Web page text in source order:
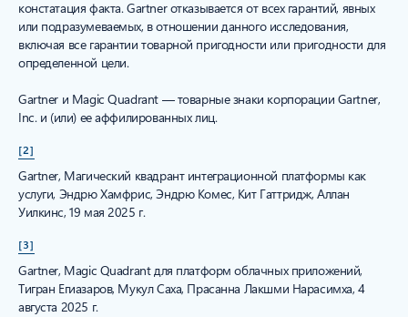
констатация факта. Gartner отказывается от всех гарантий, явных
или подразумеваемых, в отношении данного исследования,
включая все гарантии товарной пригодности или пригодности для
определенной цели.
Gartner и Magic Quadrant — товарные знаки корпорации Gartner,
Inc. и (или) ее аффилированных лиц.
[2]
Gartner, Магический квадрант интеграционной платформы как
услуги, Эндрю Хамфрис, Эндрю Комес, Кит Гаттридж, Аллан
Уилкинс, 19 мая 2025 г.
[3]
Gartner, Magic Quadrant для платформ облачных приложений,
Тигран Егиазаров, Мукул Саха, Прасанна Лакшми Нарасимха, 4
августа 2025 г.